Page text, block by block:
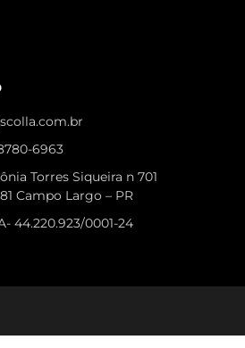
6963
Torres Siqueira n 701
Campo Largo – PR
44.220.923/0001-24